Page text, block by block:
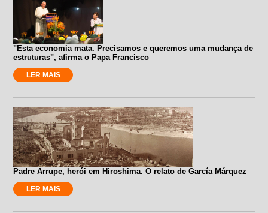
"Esta economia mata. Precisamos e queremos uma mudança de
estruturas", afirma o Papa Francisco
LER MAIS
Padre Arrupe, herói em Hiroshima. O relato de García Márquez
LER MAIS